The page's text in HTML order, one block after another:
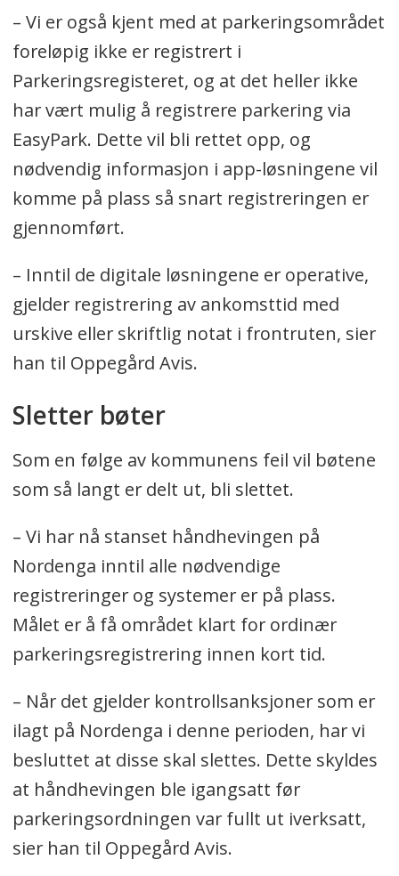
– Vi er også kjent med at parkeringsområdet
foreløpig ikke er registrert i
Parkeringsregisteret, og at det heller ikke
har vært mulig å registrere parkering via
EasyPark. Dette vil bli rettet opp, og
nødvendig informasjon i app-løsningene vil
komme på plass så snart registreringen er
gjennomført.
– Inntil de digitale løsningene er operative,
gjelder registrering av ankomsttid med
urskive eller skriftlig notat i frontruten, sier
han til Oppegård Avis.
Sletter bøter
Som en følge av kommunens feil vil bøtene
som så langt er delt ut, bli slettet.
– Vi har nå stanset håndhevingen på
Nordenga inntil alle nødvendige
registreringer og systemer er på plass.
Målet er å få området klart for ordinær
parkeringsregistrering innen kort tid.
– Når det gjelder kontrollsanksjoner som er
ilagt på Nordenga i denne perioden, har vi
besluttet at disse skal slettes. Dette skyldes
at håndhevingen ble igangsatt før
parkeringsordningen var fullt ut iverksatt,
sier han til Oppegård Avis.